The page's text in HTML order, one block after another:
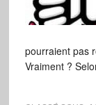
pourraient pas
Vraiment ?